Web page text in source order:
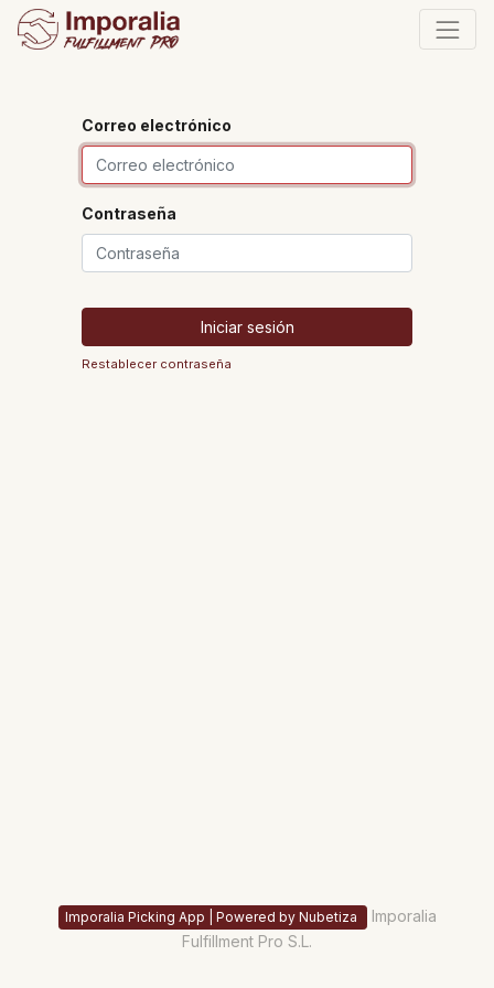
Correo electrónico
Contraseña
Iniciar sesión
Restablecer contraseña
Imporalia Picking App | Powered by Nubetiza
Imporalia
Fulfillment Pro S.L.